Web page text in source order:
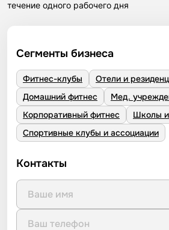
течение одного рабочего дня
Сегменты бизнеса
Фитнес-клубы
Отели и
Домашний фитнес
Мед.
Корпоративный фитнес
Школы и
Спортивные клубы и ассоциации
Контакты